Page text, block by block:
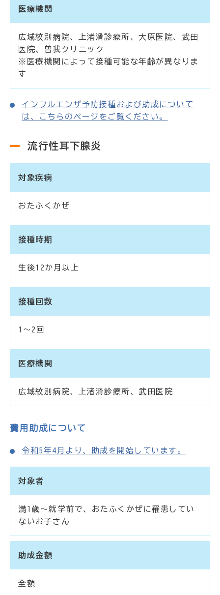
医療機関
広域紋別病院、上渚滑診療所、大原医院、武田
医院、曽我クリニック
※医療機関によって接種可能な年齢が異なりま
す
インフルエンザ予防接種および助成について
は、こちらのページをご覧ください。
流行性耳下腺炎
対象疾病
おたふくかぜ
接種時期
生後12か月以上
接種回数
1～2回
医療機関
広域紋別病院、上渚滑診療所、武田医院
費用助成について
令和5年4月より、助成を開始しています。
対象者
満1歳～就学前で、おたふくかぜに罹患してい
ないお子さん
助成金額
全額